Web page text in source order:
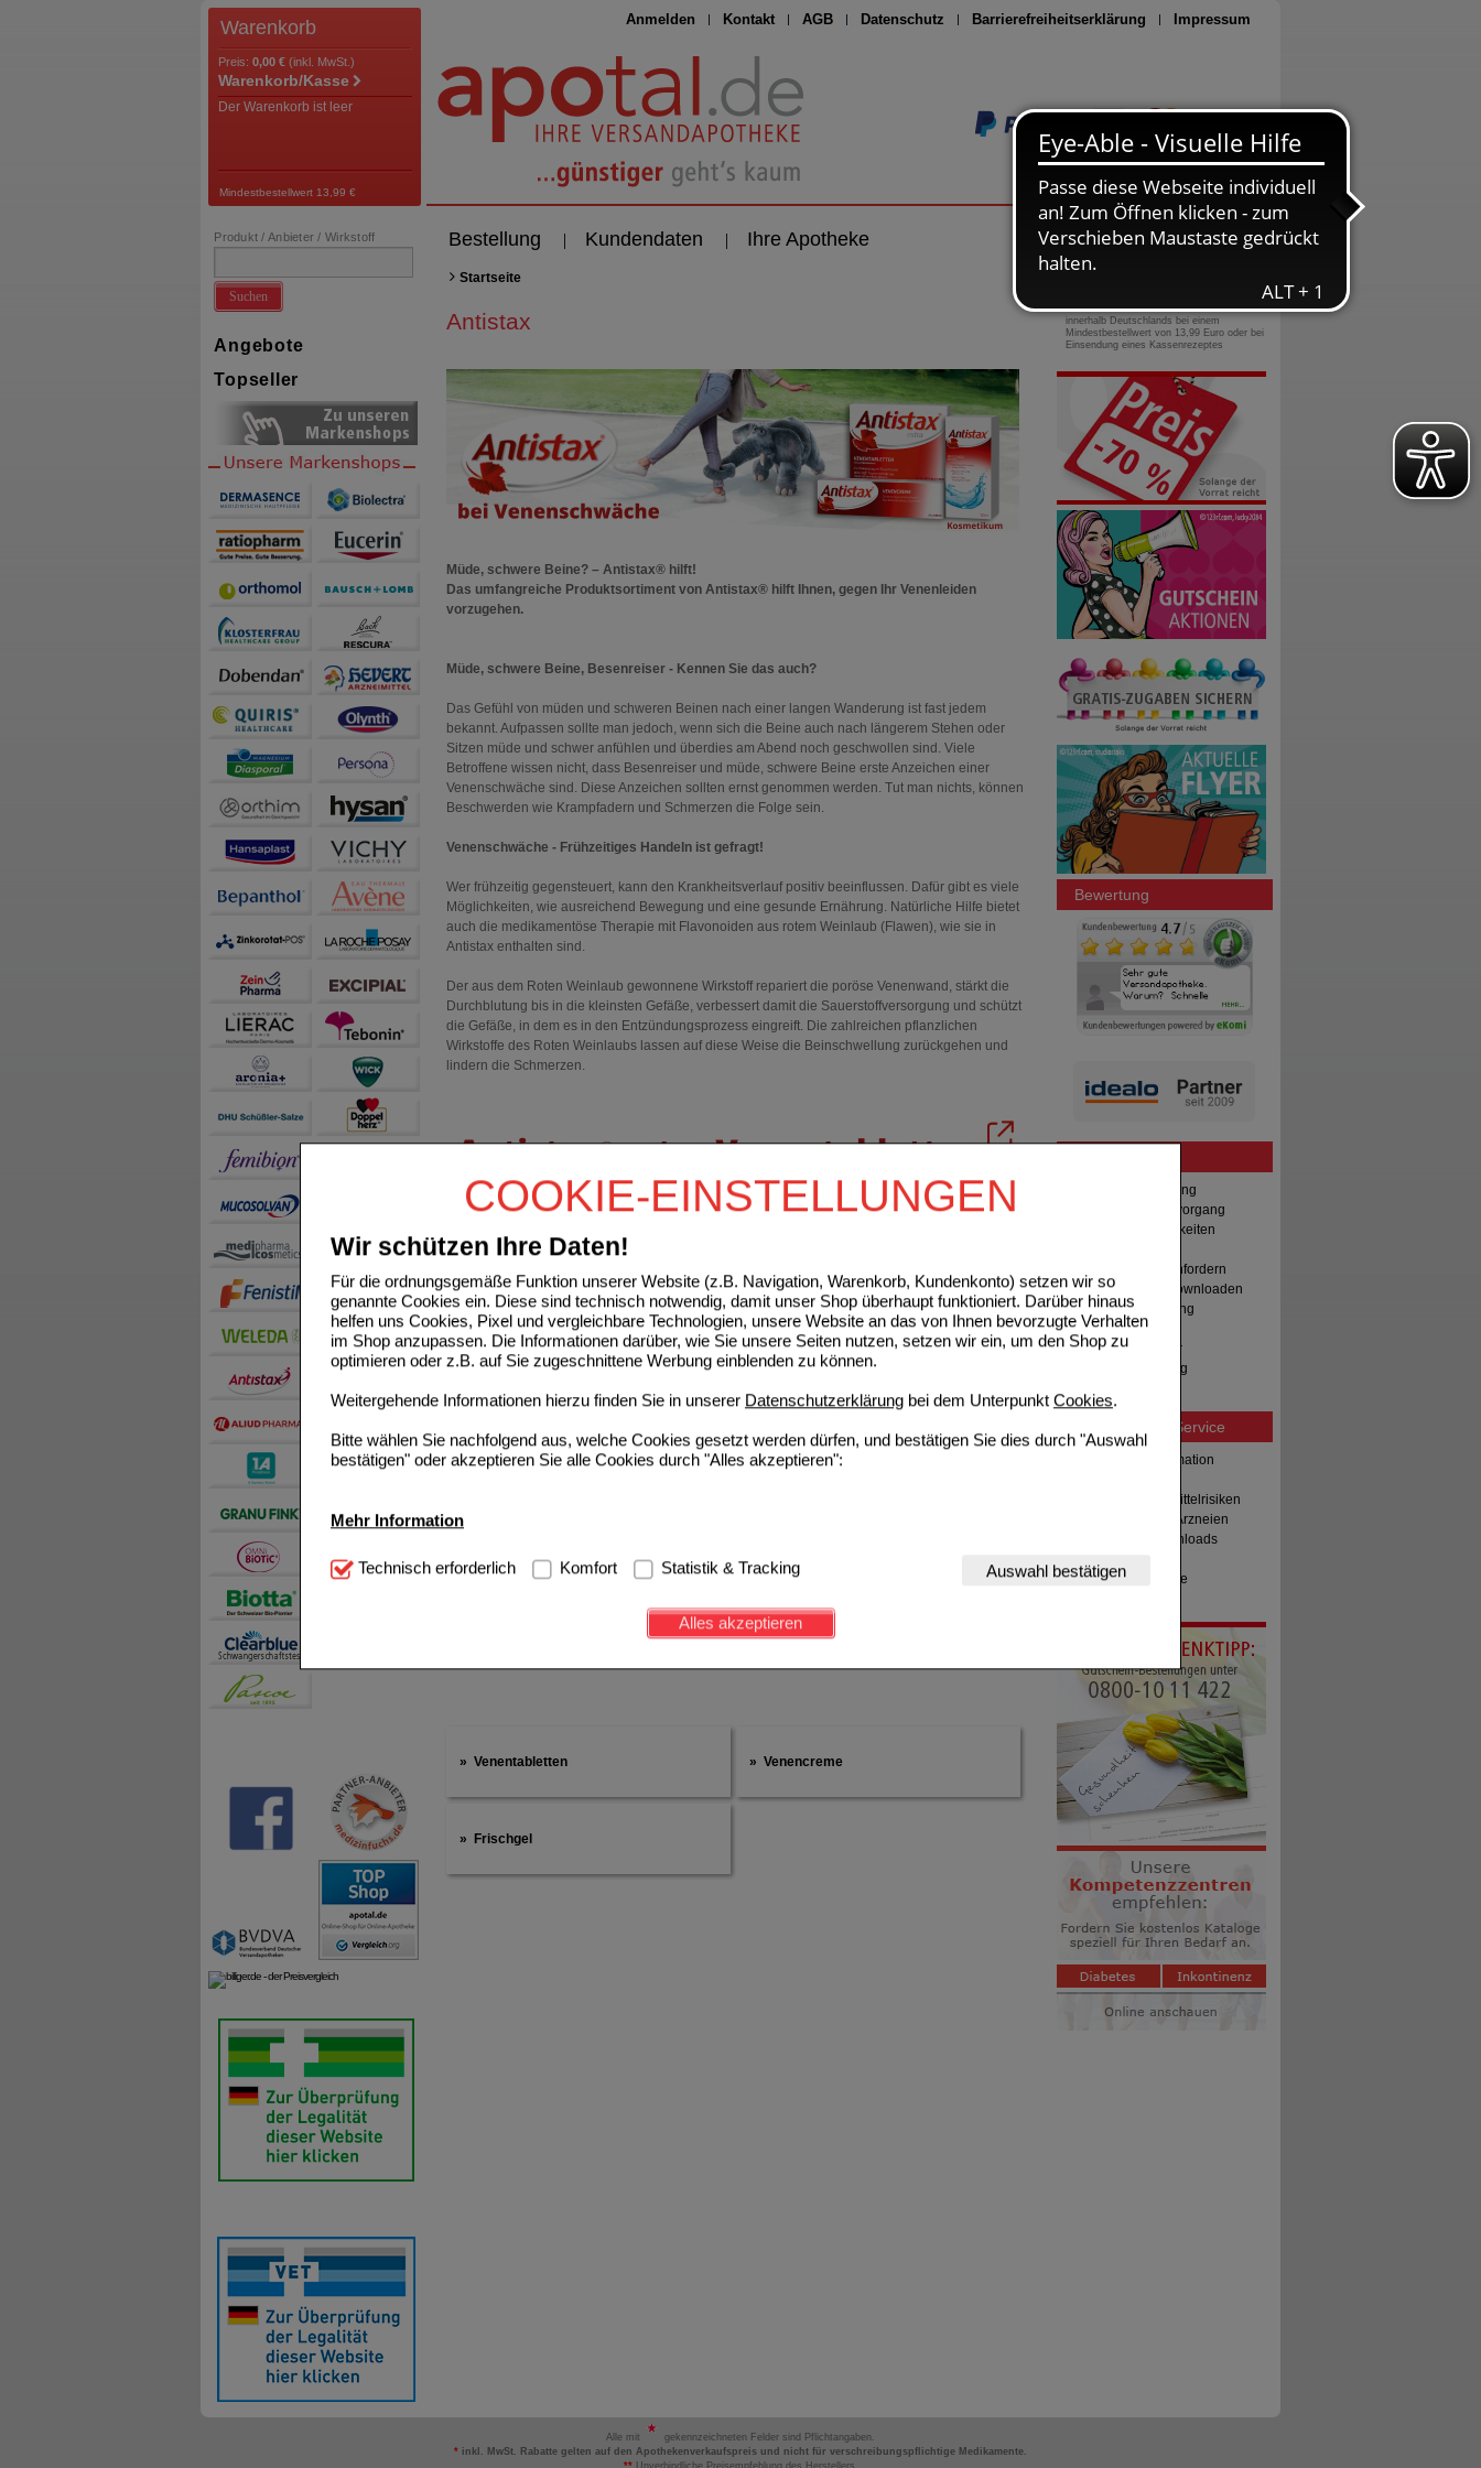
COOKIE-EINSTELLUNGEN
Wir schützen Ihre Daten!
Für die ordnungsgemäße Funktion unserer Website (z.B. Navigation, Warenkorb, Kundenkonto) setzen wir so
genannte Cookies ein. Diese sind technisch notwendig, damit unser Shop überhaupt funktioniert. Darüber hinaus
helfen uns Cookies, Pixel und vergleichbare Technologien, unsere Website an das von Ihnen bevorzugte Verhalten
im Shop anzupassen. Die Informationen darüber, wie Sie unsere Seiten nutzen, setzen wir ein, um den Shop zu
optimieren oder z.B. auf Sie zugeschnittene Werbung einblenden zu können.
Weitergehende Informationen hierzu finden Sie in unserer Datenschutzerklärung bei dem Unterpunkt Cookies.
Bitte wählen Sie nachfolgend aus, welche Cookies gesetzt werden dürfen, und bestätigen Sie dies durch "Auswahl
bestätigen" oder akzeptieren Sie alle Cookies durch "Alles akzeptieren":
Mehr Information
Technisch Notwendig: Hierbei handelt es sich um Cookies, die für die Grundfunktionen unserer Website
notwendig sind (z.B. Navigation, Warenkorb, Kundenkonto), weshalb auf diese nicht verzichtet werden kann.
Diese Cookies werden genutzt um das Einkaufserlebnis noch ansprechender zu gestalten,
beispielsweise für die Wiedererkennung des Besuchers oder unsere Seite an bevorzugte Verhaltensweisen (z.B.
Hierüber lassen sich Informationen über die Art und Weise der Nutzung unserer Website
sammeln, mit deren Hilfe wir unsere Website weiter für Sie optimieren können, den Inhalt auf unserer Website aber
auch die Werbung auf Drittseiten möglichst relevant für Sie zu gestalten. Bitte beachten Sie, dass Daten hierfür
teilweise an Dritte wie z.B. Google oder soziale Medien übertragen werden.
Technisch erforderlich Komfort Statistik & Tracking Auswahl bestätigen
Alles akzeptieren
Anmelden Kontakt AGB Datenschutz Barrierefreiheitserklärung Impressum
Seite drucken
Warenkorb
Preis: 0,00 € (inkl. MwSt.)
Warenkorb/Kasse
Der Warenkorb ist leer
Mindestbestellwert 13,99 €
Bestellung Kundendaten Ihre Apotheke
Produkt / Anbieter / Wirkstoff
Suchen
Angebote
Topseller
Startseite
Antistax
Müde, schwere Beine? – Antistax® hilft!
Das umfangreiche Produktsortiment von Antistax® hilft Ihnen, gegen Ihr Venenleiden
vorzugehen.
Müde, schwere Beine, Besenreiser - Kennen Sie das auch?
Das Gefühl von müden und schweren Beinen nach einer langen Wanderung ist fast jedem
bekannt. Aufpassen sollte man jedoch, wenn sich die Beine auch nach längerem Stehen oder
Sitzen müde und schwer anfühlen und überdies am Abend noch geschwollen sind. Viele
Betroffene wissen nicht, dass Besenreiser und müde, schwere Beine erste Anzeichen einer
Venenschwäche sind. Diese Anzeichen sollten ernst genommen werden. Tut man nichts, können
Beschwerden wie Krampfadern und Schmerzen die Folge sein.
Venenschwäche - Frühzeitiges Handeln ist gefragt!
Wer frühzeitig gegensteuert, kann den Krankheitsverlauf positiv beeinflussen. Dafür gibt es viele
Möglichkeiten, wie ausreichend Bewegung und eine gesunde Ernährung. Natürliche Hilfe bietet
auch die medikamentöse Therapie mit Flavonoiden aus rotem Weinlaub (Flawen), wie sie in
Antistax enthalten sind.
Der aus dem Roten Weinlaub gewonnene Wirkstoff repariert die poröse Venenwand, stärkt die
Durchblutung bis in die kleinsten Gefäße, verbessert damit die Sauerstoffversorgung und schützt
die Gefäße, in dem es in den Entzündungsprozess eingreift. Die zahlreichen pflanzlichen
Wirkstoffe des Roten Weinlaubs lassen auf diese Weise die Beinschwellung zurückgehen und
lindern die Schmerzen.
Venentabletten Venencreme
Frischgel
0800-10 11 422
gebührenfreie Rufnummer
innerhalb Deutschlands bei einem
Mindestbestellwert von 13,99 Euro oder bei
Einsendung eines Kassenrezeptes
Bewertung
Hilfe zur Anmeldung
Hilfe zum Bestellvorgang
Zahlungsmöglichkeiten
Freiumschläge anfordern
Freiumschläge downloaden
Auslandsbestellung
Reklamation
Widerrufsformular
Problembehebung
Beratung und Service
Allgemeine Information
Meldung Arzneimittelrisiken
Zuzahlungsfreie Arzneien
Angebote & Downloads
Neukundenprämie
Alle mit
gekennzeichneten Felder sind Pflichtangaben.
* inkl. MwSt. Rabatte gelten auf den Apothekenverkaufspreis und nicht für verschreibungspflichtige Medikamente.